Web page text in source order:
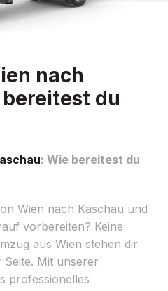
nach
du
: Wie bereitest du
Wien nach Kaschau und
vorbereiten? Keine
aus Wien stehen dir
Mit unserer
professionelles